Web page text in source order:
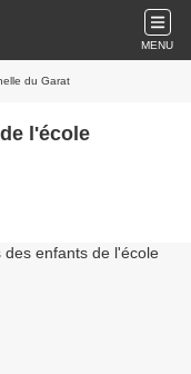
MENU
du Garat
l'école